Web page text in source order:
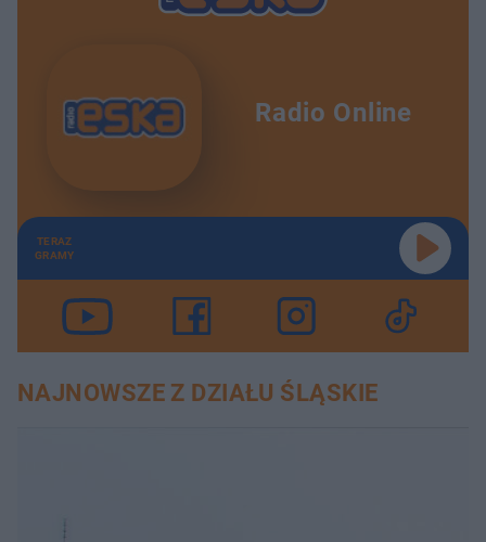
Radio Online
TERAZ
GRAMY
NAJNOWSZE Z DZIAŁU ŚLĄSKIE